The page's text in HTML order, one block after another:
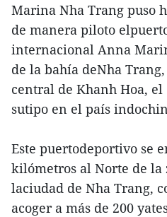
Marina Nha Trang puso
de manera piloto
internacional Anna
de la bahía deNha
central de Khanh Hoa,
sutipo en el país
Este puertodeportivo se
kilómetros al Norte de la
laciudad de Nha Trang,
acoger a más de 200